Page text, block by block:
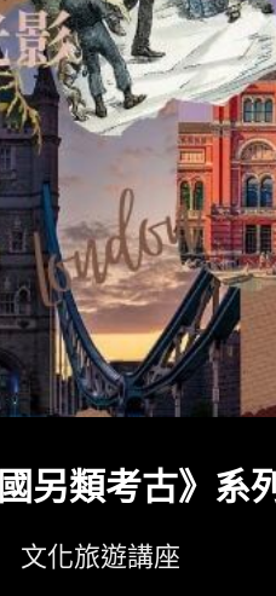
國另類考古》系
文化旅遊講座